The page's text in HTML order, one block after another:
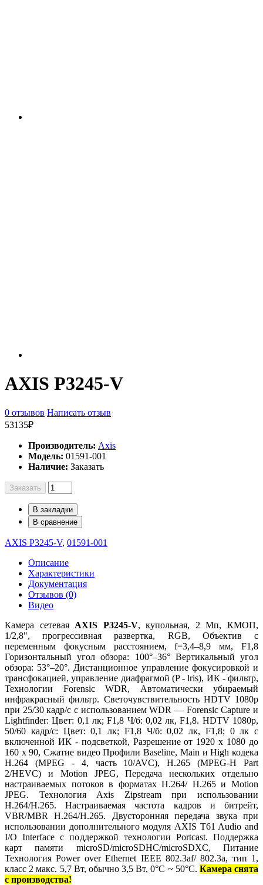
AXIS P3245-V
0 отзывов Написать отзыв
53135₽
Производитель: Axis
Модель: 01591-001
Наличие: Заказать
Заказать
В закладки
В сравнение
AXIS P3245-V, 01591-001
Описание
Характеристики
Документация
Отзывов (0)
Видео
Камера сетевая AXIS P3245-V, купольная, 2 Мп, КМОП,
1/2,8", прогрессивная развертка, RGB, Объектив с
переменным фокусным расстоянием, f=3,4–8,9 мм, F1,8
Горизонтальный угол обзора: 100°–36° Вертикальный угол
обзора: 53°–20°. Дистанционное управление фокусировкой и
трансфокацией, управление диафрагмой (P - lris), ИК - фильтр,
Технологии Forensic WDR, Автоматически убираемый
инфракрасный фильтр. Светочувствительность HDTV 1080p
при 25/30 кадр/с с использованием WDR — Forensic Capture и
Lightfinder: Цвет: 0,1 лк; F1,8 Ч/б: 0,02 лк, F1,8. HDTV 1080p,
50/60 кадр/с: Цвет: 0,1 лк; F1,8 Ч/б: 0,02 лк, F1,8; 0 лк с
включенной ИК - подсветкой, Разрешение от 1920 x 1080 до
160 x 90, Сжатие видео Профили Baseline, Main и High кодека
H.264 (MPEG - 4, часть 10/AVC), H.265 (MPEG-H Part
2/HEVC) и Motion JPEG, Передача нескольких отдельно
настраиваемых потоков в форматах H.264/ H.265 и Motion
JPEG. Технология Axis Zipstream при использовании
H.264/H.265. Настраиваемая частота кадров и битрейт,
VBR/MBR H.264/H.265. Двусторонняя передача звука при
использовании дополнительного модуля AXIS T61 Audio and
I/O Interface с поддержкой технологии Portcast. Поддержка
карт памяти microSD/microSDHC/microSDXC, Питание
Технология Power over Ethernet IEEE 802.3af/ 802.3a, тип 1,
класс 2 макс. 5,7 Вт, обычно 3,5 Вт, 0°C ~ 50°C. Камера снята
с производства!